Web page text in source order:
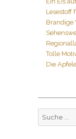
Lesestoff
Brandige
Tolle
Die
Suche
nach: